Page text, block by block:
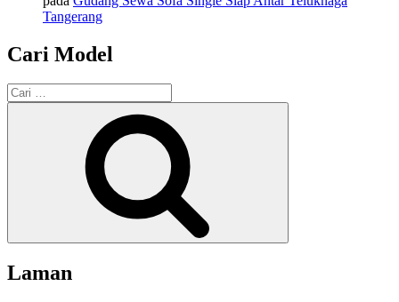
Tangerang
Cari Model
Pencarian
untuk:
Laman